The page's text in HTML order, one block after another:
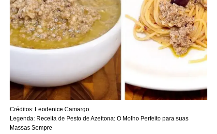
Créditos: Leodenice Camargo
Legenda: Receita de Pesto de Azeitona: O Molho Perfeito para suas
Massas Sempre